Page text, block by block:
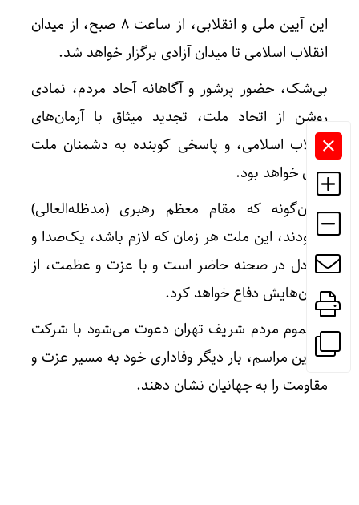
این آیین ملی و انقلابی، از ساعت ۸ صبح، از میدان
انقلاب اسلامی تا میدان آزادی برگزار خواهد شد.
بی‌شک، حضور پرشور و آگاهانه آحاد مردم، نمادی
روشن از اتحاد ملت، تجدید میثاق با آرمان‌های
انقلاب اسلامی، و پاسخی کوبنده به دشمنان ملت
ایران خواهد بود.
همان‌گونه که مقام معظم رهبری (مدظله‌العالی)
فرمودند، این ملت هر زمان که لازم باشد، یک‌صدا و
یک‌دل در صحنه حاضر است و با عزت و عظمت، از
آرمان‌هایش دفاع خواهد کرد.
از عموم مردم شریف تهران دعوت می‌شود با شرکت
در این مراسم، بار دیگر وفاداری خود به مسیر عزت و
مقاومت را به جهانیان نشان دهند.